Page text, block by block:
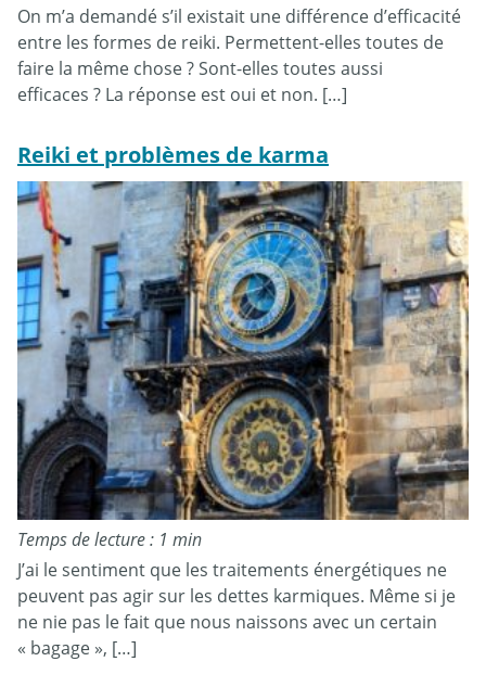
On m’a demandé s’il existait une différence d’efficacité
entre les formes de reiki. Permettent-elles toutes de
faire la même chose ? Sont-elles toutes aussi
efficaces ? La réponse est oui et non. […]
Reiki et problèmes de karma
Temps de lecture : 1 min
J’ai le sentiment que les traitements énergétiques ne
peuvent pas agir sur les dettes karmiques. Même si je
ne nie pas le fait que nous naissons avec un certain
« bagage », […]